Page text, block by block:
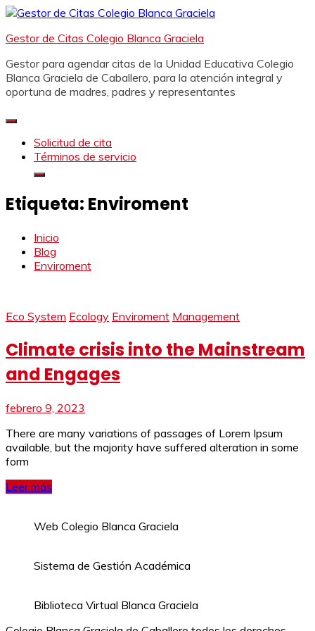
Saltar
contenido
Gestor de Citas Colegio Blanca Graciela
Gestor para agendar citas de la Unidad Educativa Colegio
Blanca Graciela de Caballero, para la atención integral y
oportuna de madres, padres y representantes
Solicitud de cita
Términos de servicio
Etiqueta: Enviroment
Inicio
Blog
Enviroment
Eco System Ecology Enviroment Management
Climate crisis into the Mainstream
and Engages
febrero 9, 2023
There are many variations of passages of Lorem Ipsum
available, but the majority have suffered alteration in some
form
Leer más
Web Colegio Blanca Graciela
Sistema de Gestión Académica
Biblioteca Virtual Blanca Graciela